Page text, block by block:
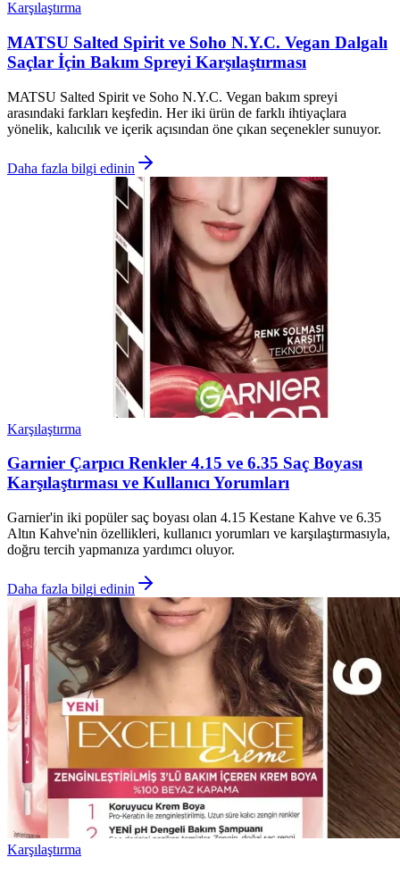
Karşılaştırma
MATSU Salted Spirit ve Soho N.Y.C. Vegan Dalgalı
Saçlar İçin Bakım Spreyi Karşılaştırması
MATSU Salted Spirit ve Soho N.Y.C. Vegan bakım spreyi
arasındaki farkları keşfedin. Her iki ürün de farklı ihtiyaçlara
yönelik, kalıcılık ve içerik açısından öne çıkan seçenekler sunuyor.
Daha fazla bilgi edinin
Karşılaştırma
Garnier Çarpıcı Renkler 4.15 ve 6.35 Saç Boyası
Karşılaştırması ve Kullanıcı Yorumları
Garnier'in iki popüler saç boyası olan 4.15 Kestane Kahve ve 6.35
Altın Kahve'nin özellikleri, kullanıcı yorumları ve karşılaştırmasıyla,
doğru tercih yapmanıza yardımcı oluyor.
Daha fazla bilgi edinin
Karşılaştırma